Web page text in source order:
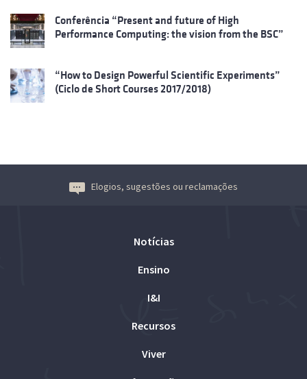
Conferência “Present and future of High
Performance Computing: the vision from the BSC”
“How to Design Powerful Scientific Experiments”
(Ciclo de Short Courses 2017/2018)
Elogios, sugestões ou reclamações
Notícias
Ensino
I&I
Recursos
Viver